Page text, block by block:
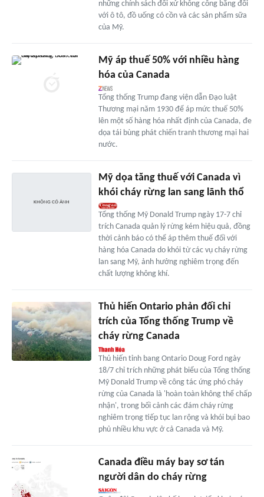
những chính sách đối xử không công bằng đối
với ô tô, đồ uống có cồn và các sản phẩm sữa
của Mỹ.
Mỹ áp thuế 50% với nhiều hàng
hóa của Canada
Tổng thống Trump đang viện dẫn Đạo luật
Thương mại năm 1930 để áp mức thuế 50%
lên một số hàng hóa nhất định của Canada, đe
dọa tái bùng phát chiến tranh thương mại hai
nước.
Mỹ dọa tăng thuế với Canada vì
khói cháy rừng lan sang lãnh thổ
Tổng thống Mỹ Donald Trump ngày 17-7 chỉ
trích Canada quản lý rừng kém hiệu quả, đồng
thời cảnh báo có thể áp thêm thuế đối với
hàng hóa Canada do khói từ các vụ cháy rừng
lan sang Mỹ, ảnh hưởng nghiêm trọng đến
chất lượng không khí.
Thủ hiến Ontario phản đối chỉ
trích của Tổng thống Trump về
cháy rừng Canada
Thủ hiến tỉnh bang Ontario Doug Ford ngày
18/7 chỉ trích những phát biểu của Tổng thống
Mỹ Donald Trump về công tác ứng phó cháy
rừng của Canada là 'hoàn toàn không thể chấp
nhận', trong bối cảnh các đám cháy rừng
nghiêm trọng tiếp tục lan rộng và khói bụi bao
phủ nhiều khu vực ở cả Canada và Mỹ.
Canada điều máy bay sơ tán
người dân do cháy rừng